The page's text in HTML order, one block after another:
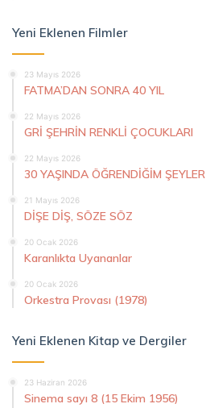
Yeni Eklenen Filmler
23 Mayıs 2026
FATMA’DAN SONRA 40 YIL
22 Mayıs 2026
GRİ ŞEHRİN RENKLİ ÇOCUKLARI
22 Mayıs 2026
30 YAŞINDA ÖĞRENDİĞİM ŞEYLER
21 Mayıs 2026
DİŞE DİŞ, SÖZE SÖZ
20 Ocak 2026
Karanlıkta Uyananlar
20 Ocak 2026
Orkestra Provası (1978)
Yeni Eklenen Kitap ve Dergiler
23 Haziran 2026
Sinema sayı 8 (15 Ekim 1956)